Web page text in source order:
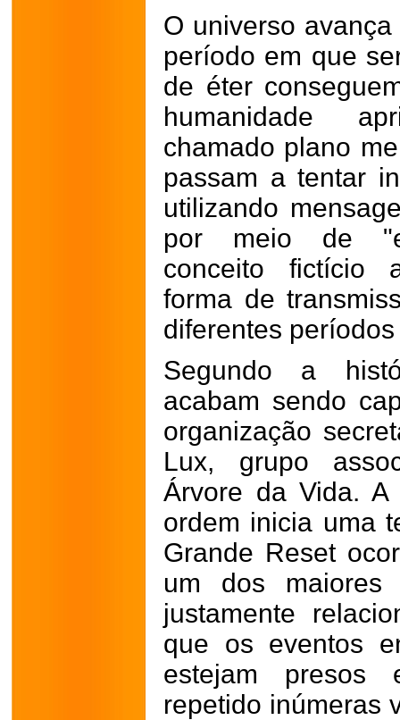
O universo
período em que
de éter
humanidade
chamado plano
passam a tentar
utilizando
por meio de
conceito fictício
forma de
diferentes
Segundo a
acabam sendo
organização
Lux, grupo
Árvore da Vida. A
ordem inicia uma
Grande Reset
um dos maiores
justamente
que os eventos
estejam presos
repetido inúmeras